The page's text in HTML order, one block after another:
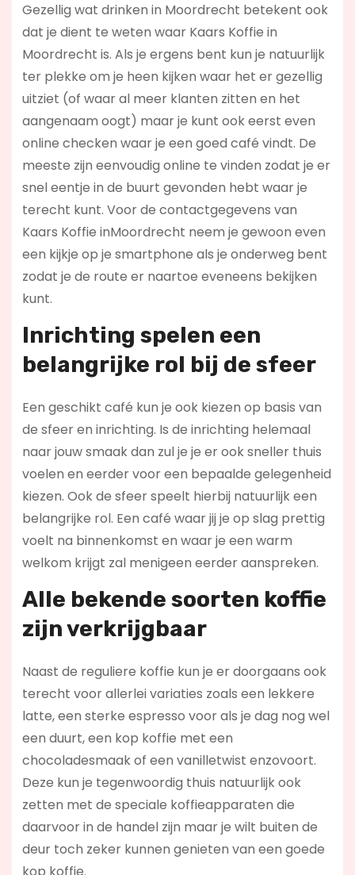
Gezellig wat drinken in Moordrecht betekent ook
dat je dient te weten waar Kaars Koffie in
Moordrecht is. Als je ergens bent kun je natuurlijk
ter plekke om je heen kijken waar het er gezellig
uitziet (of waar al meer klanten zitten en het
aangenaam oogt) maar je kunt ook eerst even
online checken waar je een goed café vindt. De
meeste zijn eenvoudig online te vinden zodat je er
snel eentje in de buurt gevonden hebt waar je
terecht kunt. Voor de contactgegevens van
Kaars Koffie inMoordrecht neem je gewoon even
een kijkje op je smartphone als je onderweg bent
zodat je de route er naartoe eveneens bekijken
kunt.
Inrichting spelen een
belangrijke rol bij de sfeer
Een geschikt café kun je ook kiezen op basis van
de sfeer en inrichting. Is de inrichting helemaal
naar jouw smaak dan zul je je er ook sneller thuis
voelen en eerder voor een bepaalde gelegenheid
kiezen. Ook de sfeer speelt hierbij natuurlijk een
belangrijke rol. Een café waar jij je op slag prettig
voelt na binnenkomst en waar je een warm
welkom krijgt zal menigeen eerder aanspreken.
Alle bekende soorten koffie
zijn verkrijgbaar
Naast de reguliere koffie kun je er doorgaans ook
terecht voor allerlei variaties zoals een lekkere
latte, een sterke espresso voor als je dag nog wel
een duurt, een kop koffie met een
chocoladesmaak of een vanilletwist enzovoort.
Deze kun je tegenwoordig thuis natuurlijk ook
zetten met de speciale koffieapparaten die
daarvoor in de handel zijn maar je wilt buiten de
deur toch zeker kunnen genieten van een goede